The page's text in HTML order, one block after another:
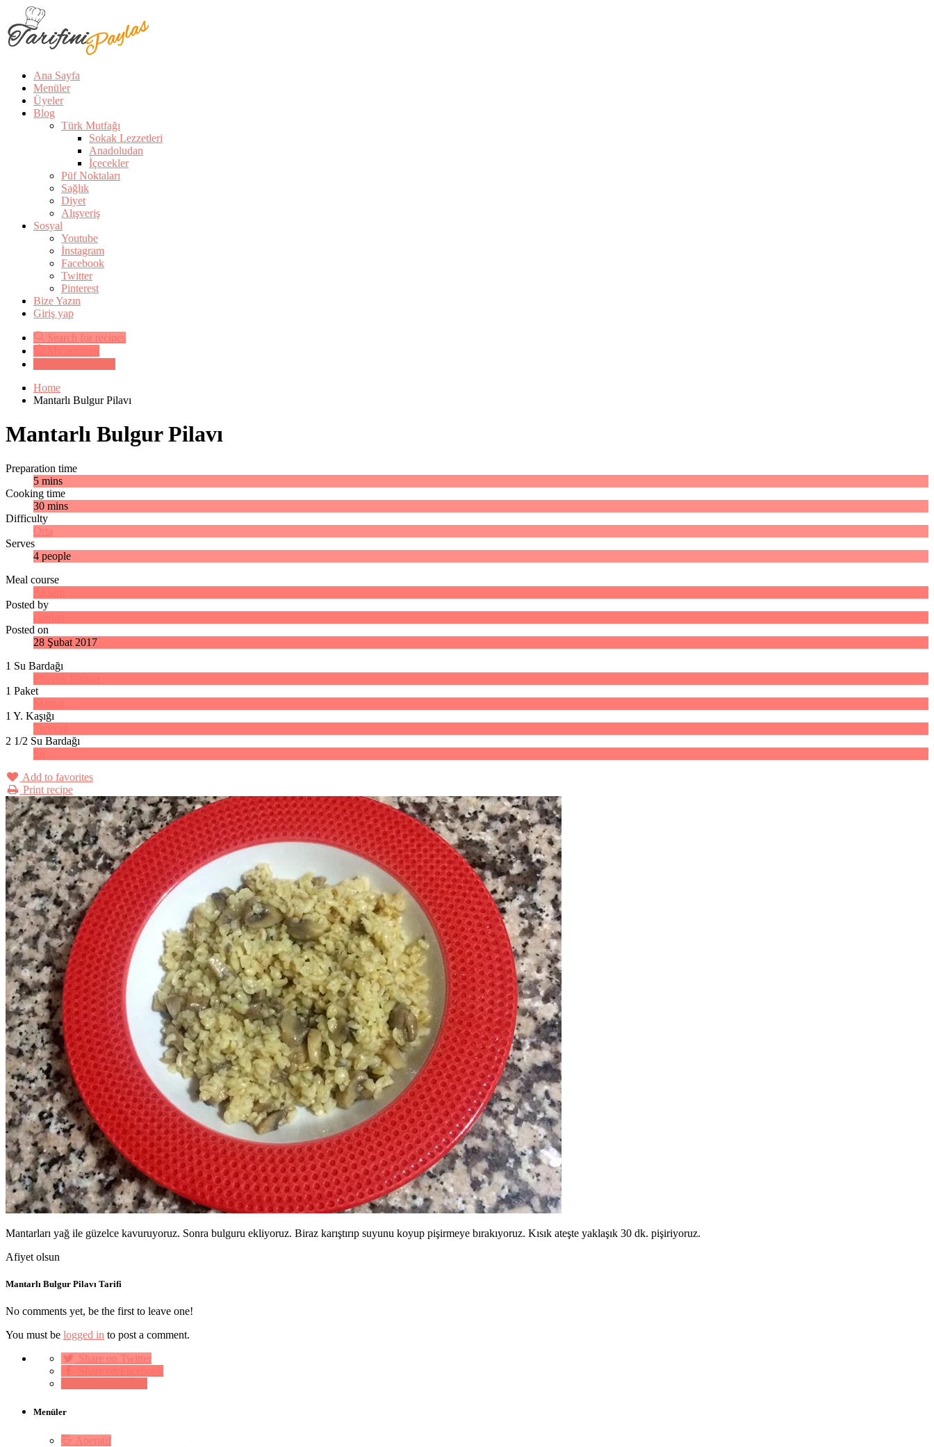
Ana Sayfa
Menüler
Üyeler
Blog
Türk Mutfağı
Sokak Lezzetleri
Anadoludan
İçecekler
Püf Noktaları
Sağlık
Diyet
Alışveriş
Sosyal
Youtube
İnstagram
Facebook
Twitter
Pinterest
Bize Yazın
Giriş yap
Search for recipes
Home
Mantarlı Bulgur Pilavı
Mantarlı Bulgur Pilavı
Preparation time
5 mins
Cooking time
30 mins
Difficulty
Orta
Serves
4 people
Meal course
Posted by
Posted on
28 Şubat 2017
1 Su Bardağı
1 Paket
1 Y. Kaşığı
2 1/2 Su Bardağı
Add to favorites
Print recipe
Mantarları yağ ile güzelce kavuruyoruz. Sonra bulguru ekliyoruz. Biraz karıştırıp suyunu koyup pişirmeye bırakıyoruz. Kısık ateşte yaklaşık 30 dk. pişiriyoruz.
Afiyet olsun
Mantarlı Bulgur Pilavı Tarifi
No comments yet, be the first to leave one!
You must be logged in to post a comment.
Share on Twitter
Menüler
Aperatif